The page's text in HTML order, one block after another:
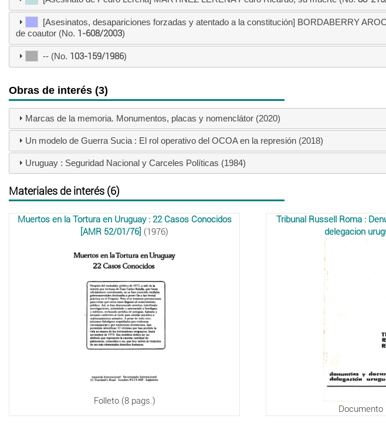
[Asesinatos, desapariciones forzadas y atentado a la constitución] BORDABERRY
de coautor (No. 1-608/2003)
-- (No. 103-159/1986)
Obras de interés (3)
Marcas de la memoria. Monumentos, placas y nomenclátor (2020)
Un modelo de Guerra Sucia : El rol operativo del OCOA en la represión (2018)
Uruguay : Seguridad Nacional y Carceles Políticas (1984)
Materiales de interés (6)
Muertos en la Tortura en Uruguay : 22 Casos Conocidos
[AMR 52/01/76] (1976)
Folleto (8 pags.)
Tribunal Russell Roma :
delegacion
Documento